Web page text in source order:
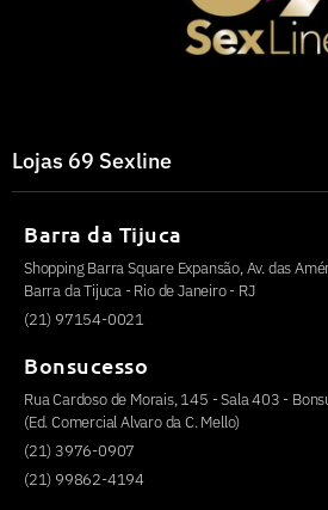
Lojas 69 Sexline
Barra da Tijuca
Shopping Barra Square Expansão, Av. das
Barra da Tijuca - Rio de Janeiro - RJ
(21) 97154-0021
Bonsucesso
Rua Cardoso de Morais, 145 - Sala 403 -
(Ed. Comercial Alvaro da C. Mello)
(21) 3976-0907
(21) 99862-4194